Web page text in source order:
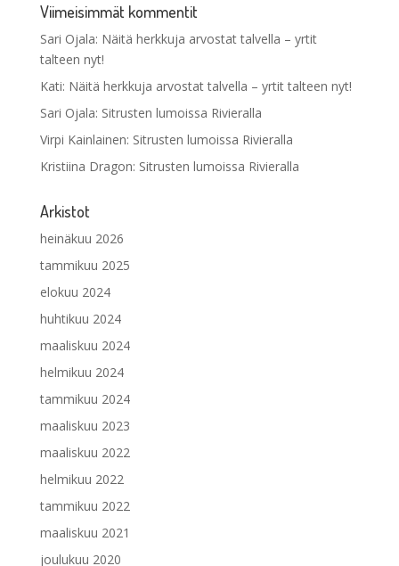
Viimeisimmät kommentit
Sari Ojala: Näitä herkkuja arvostat talvella – yrtit
talteen nyt!
Kati: Näitä herkkuja arvostat talvella – yrtit talteen nyt!
Sari Ojala: Sitrusten lumoissa Rivieralla
Virpi Kainlainen: Sitrusten lumoissa Rivieralla
Kristiina Dragon: Sitrusten lumoissa Rivieralla
Arkistot
heinäkuu 2026
tammikuu 2025
elokuu 2024
huhtikuu 2024
maaliskuu 2024
helmikuu 2024
tammikuu 2024
maaliskuu 2023
maaliskuu 2022
helmikuu 2022
tammikuu 2022
maaliskuu 2021
joulukuu 2020